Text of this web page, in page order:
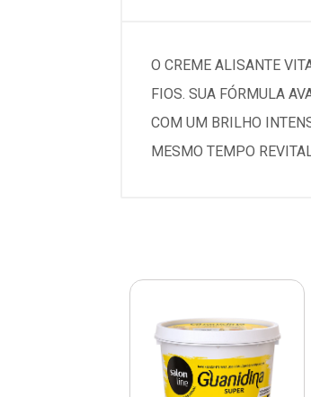
O CREME ALISANTE
FIOS. SUA FÓRMULA
COM UM BRILHO
MESMO TEMPO